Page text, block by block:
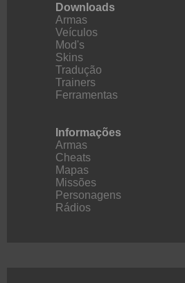
Downloads
Armas
Veículos
Mod's
Skins
Tradução
Trainers
Ferramentas
Informações
Armas
Cheats
Mapas
Missões
Personagens
Rádios